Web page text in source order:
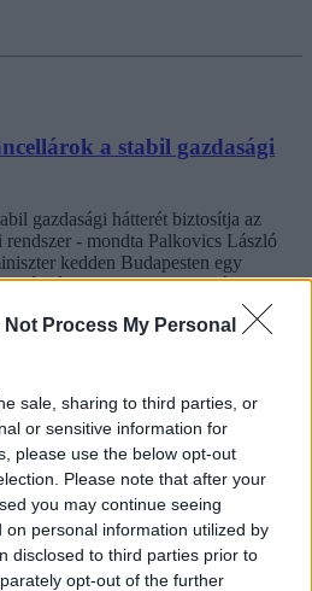
Not Process My Personal
sale, sharing to third parties, or
or sensitive information for
please use the below opt-out
Please note that after your
you may continue seeing
on personal information utilized by
disclosed to third parties prior to
opt-out of the further
a stabil gazdasági
gazdasági hátterét biztosítja az
- mondta Palkovics László
kedden Budapesten egy
centrumok kancellárjaival
márciusban megkezdik a
centrumokban
részeként március elsején
centrumok kancellárjai - közölte az